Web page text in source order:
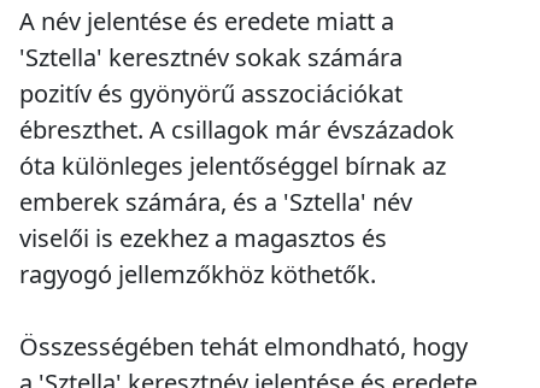
A név jelentése és eredete miatt a
'Sztella' keresztnév sokak számára
pozitív és gyönyörű asszociációkat
ébreszthet. A csillagok már évszázadok
óta különleges jelentőséggel bírnak az
emberek számára, és a 'Sztella' név
viselői is ezekhez a magasztos és
ragyogó jellemzőkhöz köthetők.
Összességében tehát elmondható, hogy